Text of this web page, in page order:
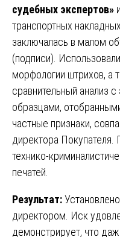
судебных экспертов»
транспортных
заключалась в малом
(подписи).
морфологии штрихов, а
сравнительный анализ
образцами,
частные признаки,
директора
технико-
печатей.
Результат:
директором. Иск
демонстрирует, что